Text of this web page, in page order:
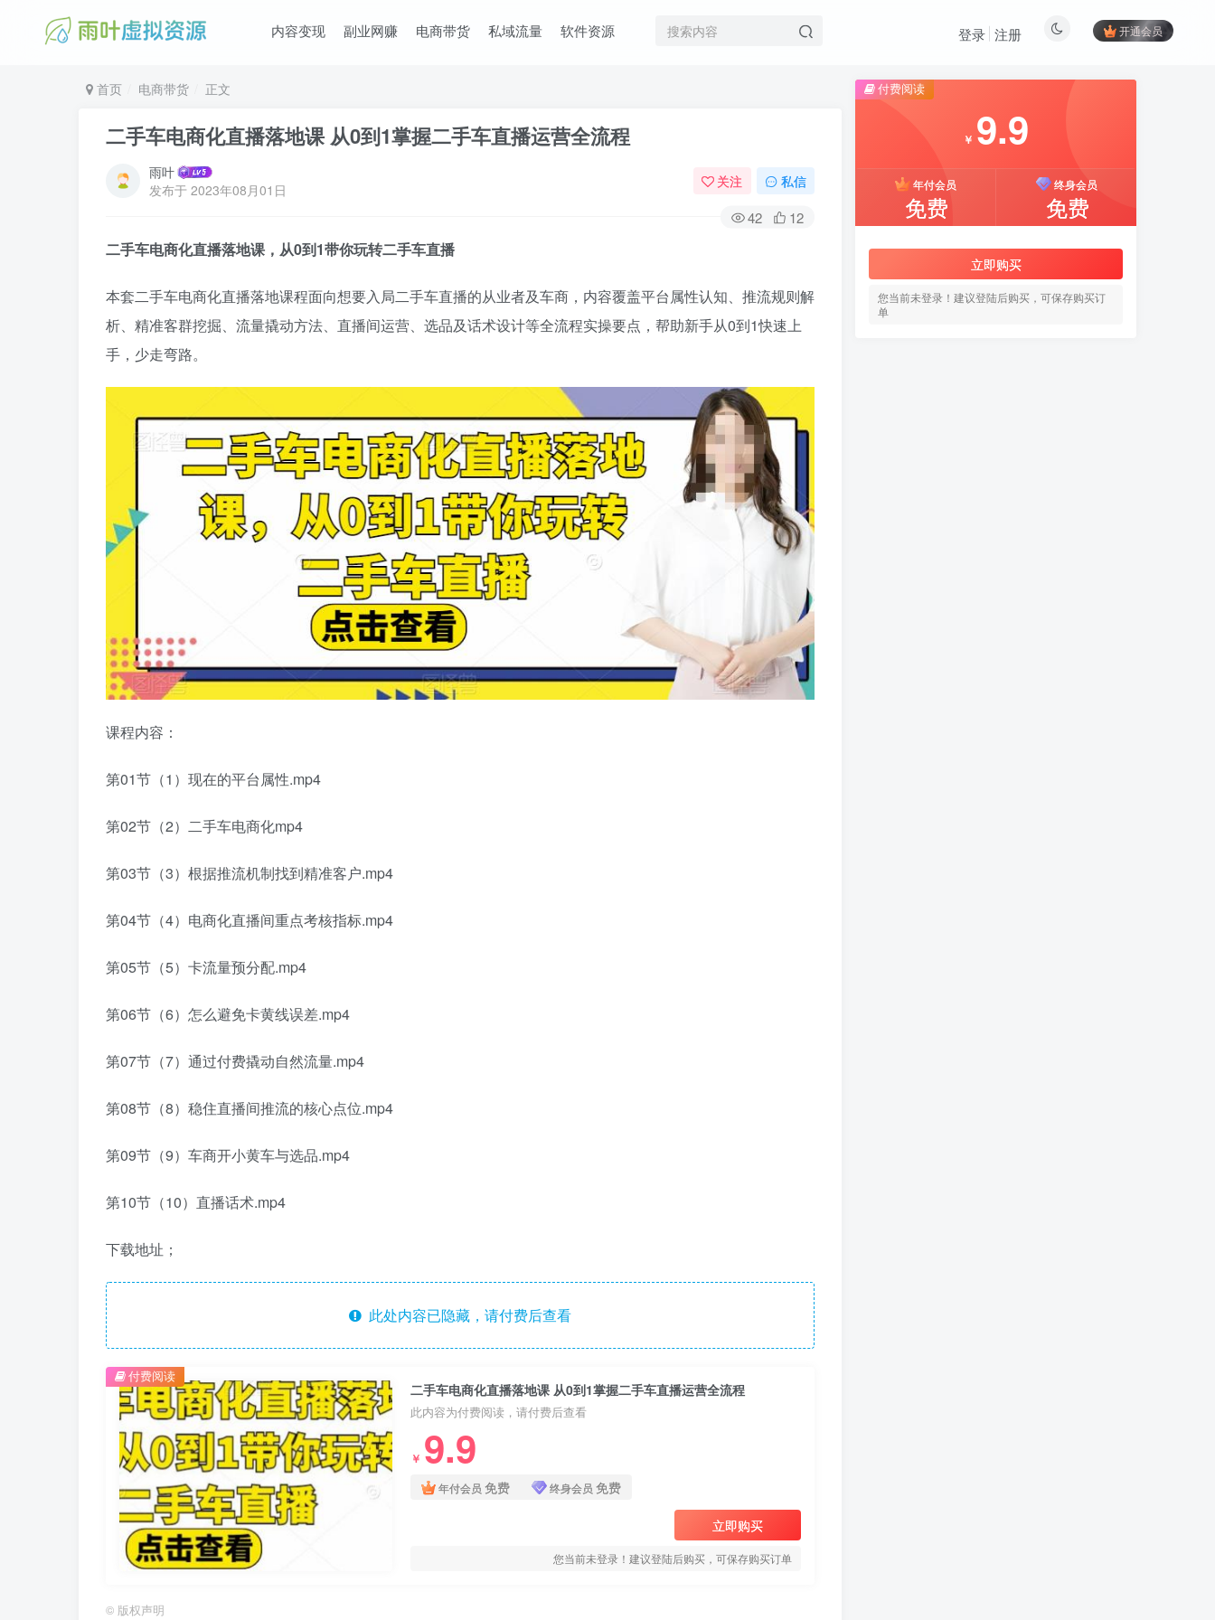
内容变现 副业网赚 电商带货 私域流量 软件资源 开通会员
登录 注册
首页 电商带货 正文
二手车电商化直播落地课 从0到1掌握二手车直播运营全流程
雨叶
发布于 2023年08月01日 关注 私信
42 12
二手车电商化直播落地课，从0到1带你玩转二手车直播
本套二手车电商化直播落地课程面向想要入局二手车直播的从业者及车商，内容覆盖平台属性认知、推流规则解
析、精准客群挖掘、流量撬动方法、直播间运营、选品及话术设计等全流程实操要点，帮助新手从0到1快速上
手，少走弯路。
课程内容：
第01节（1）现在的平台属性.mp4
第02节（2）二手车电商化mp4
第03节（3）根据推流机制找到精准客户.mp4
第04节（4）电商化直播间重点考核指标.mp4
第05节（5）卡流量预分配.mp4
第06节（6）怎么避免卡黄线误差.mp4
第07节（7）通过付费撬动自然流量.mp4
第08节（8）稳住直播间推流的核心点位.mp4
第09节（9）车商开小黄车与选品.mp4
第10节（10）直播话术.mp4
下载地址；
此处内容已隐藏，请付费后查看
二手车电商化直播落地课 从0到1掌握二手车直播运营全流程
此内容为付费阅读，请付费后查看
￥ 9.9
年付会员 免费 终身会员 免费
立即购买
您当前未登录！建议登陆后购买，可保存购买订单
付费阅读
© 版权声明
付费阅读
￥ 9.9
年付会员
免费
终身会员
免费
立即购买
您当前未登录！建议登陆后购买，可保存购买订
单